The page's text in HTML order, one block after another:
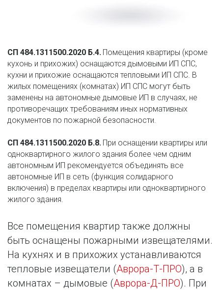
СП 484.1311500.2020 Б.4. Помещения квартиры (кроме
кухонь и прихожих) оснащаются дымовыми ИП СПС,
кухни и прихожие оснащаются тепловыми ИП СПС. В
жилых помещениях (комнатах) ИП СПС могут быть
заменены на автономные дымовые ИП в случаях, не
противоречащих требованиям иных нормативных
документов по пожарной безопасности.
СП 484.1311500.2020 Б.8. При оснащении квартиры или
одноквартирного жилого здания более чем одним
автономным ИП рекомендуется объединять все
автономные ИП в сеть (функция солидарного
включения) в пределах квартиры или одноквартирного
жилого здания.
Все помещения квартир также должны
быть оснащены пожарными извещателями.
На кухнях и в прихожих устанавливаются
тепловые извещатели (Аврора-Т-ПРО), а в
комнатах – дымовые (Аврора-Д-ПРО). При